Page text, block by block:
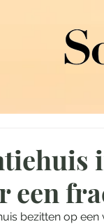
een
bezitten op